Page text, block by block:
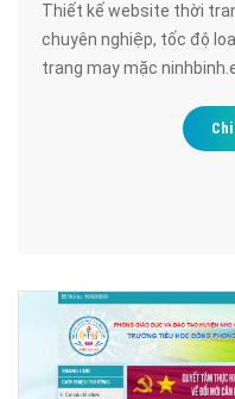
Thiết kế website thời
chuyên nghiệp, tốc độ
trang may mặc